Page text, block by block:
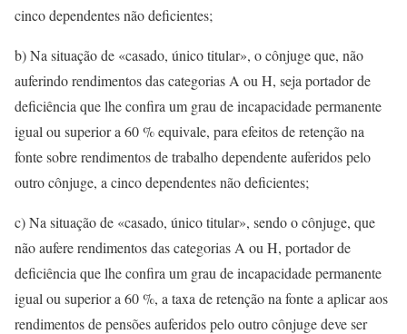
cinco dependentes não deficientes;
b) Na situação de «casado, único titular», o cônjuge que, não
auferindo rendimentos das categorias A ou H, seja portador de
deficiência que lhe confira um grau de incapacidade permanente
igual ou superior a 60 % equivale, para efeitos de retenção na
fonte sobre rendimentos de trabalho dependente auferidos pelo
outro cônjuge, a cinco dependentes não deficientes;
c) Na situação de «casado, único titular», sendo o cônjuge, que
não aufere rendimentos das categorias A ou H, portador de
deficiência que lhe confira um grau de incapacidade permanente
igual ou superior a 60 %, a taxa de retenção na fonte a aplicar aos
rendimentos de pensões auferidos pelo outro cônjuge deve ser